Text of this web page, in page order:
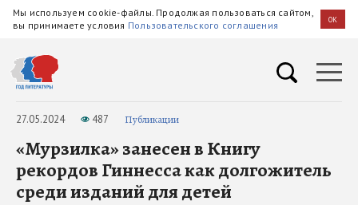
Мы используем cookie-файлы. Продолжая пользоваться сайтом,
вы принимаете условия Пользовательского соглашения OK
27.05.2024 487 Публикации
«Мурзилка» занесен в Книгу
рекордов Гиннесса как долгожитель
среди изданий для детей